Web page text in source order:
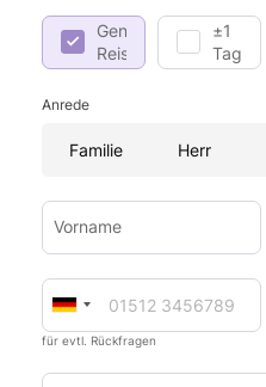
Genaue
Reisedaten
±1
Tag
Anrede
Familie Herr
Vorname
für evtl. Rückfragen